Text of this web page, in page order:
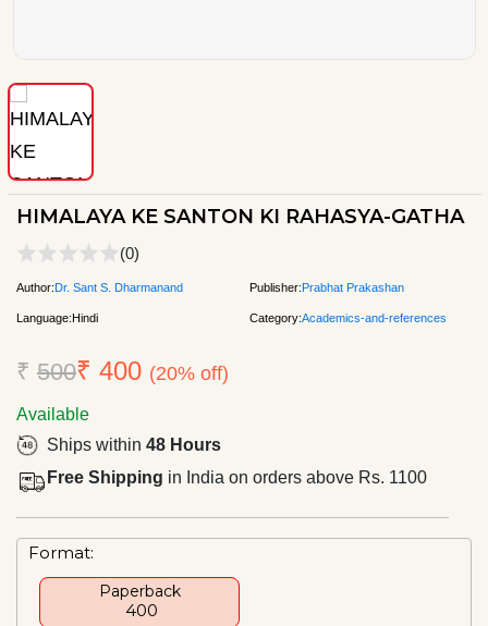
HIMALAYA KE SANTON KI RAHASYA-GATHA
(0)
Author:Dr. Sant S. Dharmanand Publisher:Prabhat Prakashan
Language:Hindi Category:Academics-and-references
₹ 500₹ 400 (20% off)
Available
Ships within 48 Hours
Free Shipping in India on orders above Rs. 1100
Format:
Paperback
₹ 400